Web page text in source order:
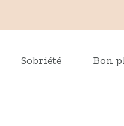
Sobriété Bon